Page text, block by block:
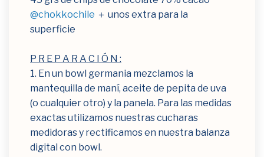
@chokkochile ＋ unos extra para la
superficie⁣
P R E P A R A C I Ó N :⁣
1. En un bowl germania mezclamos la
mantequilla de maní, aceite de pepita de uva
(o cualquier otro) y la panela. Para las medidas
exactas utilizamos nuestras cucharas
medidoras y rectificamos en nuestra balanza
digital con bowl.